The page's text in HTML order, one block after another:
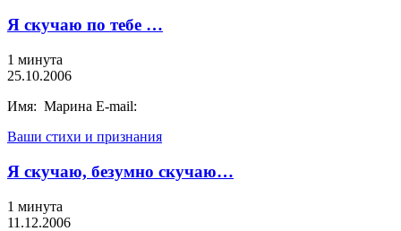
Я скучаю по тебе …
1 минута
25.10.2006
Имя: Марина E-mail:
Ваши стихи и признания
Я скучаю, безумно скучаю…
1 минута
11.12.2006